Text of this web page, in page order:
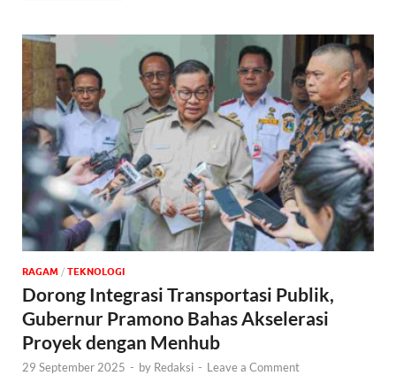
‎RAGAM / TEKNOLOGI
Dorong Integrasi Transportasi Publik,
Gubernur Pramono Bahas Akselerasi
Proyek dengan Menhub
29 September 2025 - by Redaksi - Leave a Comment